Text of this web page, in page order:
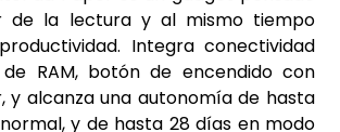
de la lectura y al mismo tiempo
Integra conectividad
de RAM, botón de encendido con
y alcanza una autonomía de hasta
y de hasta 28 días en modo